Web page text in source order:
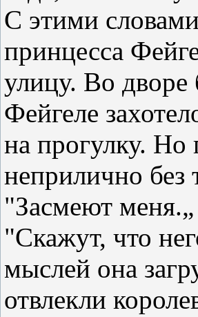
С этими
принцесса
улицу. Во дворе
Фейгеле
на прогулку. Но
неприлично без
"Засмеют
"Скажут, что
мыслей она
отвлекли